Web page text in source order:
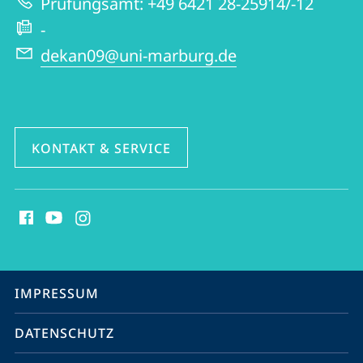
-
dekan09@uni-marburg.de
KONTAKT & SERVICE
Media
Service-
Navigation
IMPRESSUM
DATENSCHUTZ